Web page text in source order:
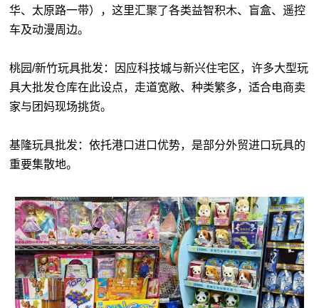
华、太原路一带），这里汇聚了各类益智积木、盲盒、遥控
车及动漫周边。
桃园/新竹玩具批发：因应科技城与新兴住宅区，许多大型玩
具大批发仓库在此设点，走道宽敞、种类繁多，适合电商卖
家与团妈现场挑货。
基隆玩具批发：依托港口进口优势，是部分外贸进口玩具的
重要集散地。